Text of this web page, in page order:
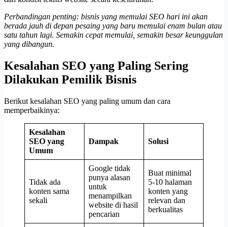
Perbandingan penting: bisnis yang memulai SEO hari ini akan
berada jauh di depan pesaing yang baru memulai enam bulan atau
satu tahun lagi. Semakin cepat memulai, semakin besar keunggulan
yang dibangun.
Kesalahan SEO yang Paling Sering
Dilakukan Pemilik Bisnis
Berikut kesalahan SEO yang paling umum dan cara
memperbaikinya:
Kesalahan
SEO yang
Umum
Dampak Solusi
Tidak ada
konten sama
sekali
Google tidak
punya alasan
untuk
menampilkan
website di hasil
pencarian
Buat minimal
5-10 halaman
konten yang
relevan dan
berkualitas